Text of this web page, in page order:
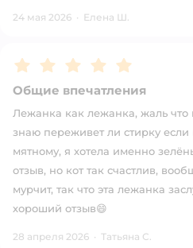
24 мая 2026 · Елена Ш.
Рейтинг:5
Общие впечатления
Лежанка как лежанка, жаль что
знаю переживет ли стирку если
мятному, я хотела именно
отзыв, но кот так счастлив,
мурчит, так что эта лежанка
хороший отзыв😄
28 апреля 2026 · Татьяна С.